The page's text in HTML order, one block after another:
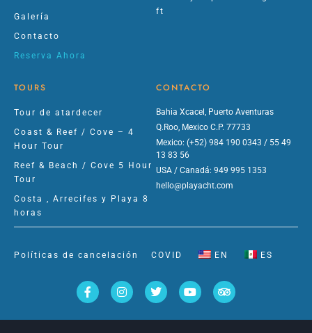
Galería
Contacto
Reserva Ahora
ft
TOURS
Tour de atardecer
Coast & Reef / Cove – 4
Hour Tour
Reef & Beach / Cove 5 Hour
Tour
Costa , Arrecifes y Playa 8
horas
CONTACTO
Bahia Xcacel, Puerto Aventuras
Q.Roo, Mexico C.P. 77733
Mexico: (+52) 984 190 0343 / 55 49
13 83 56
USA / Canadá: 949 995 1353
hello@playacht.com
Políticas de cancelación COVID EN ES